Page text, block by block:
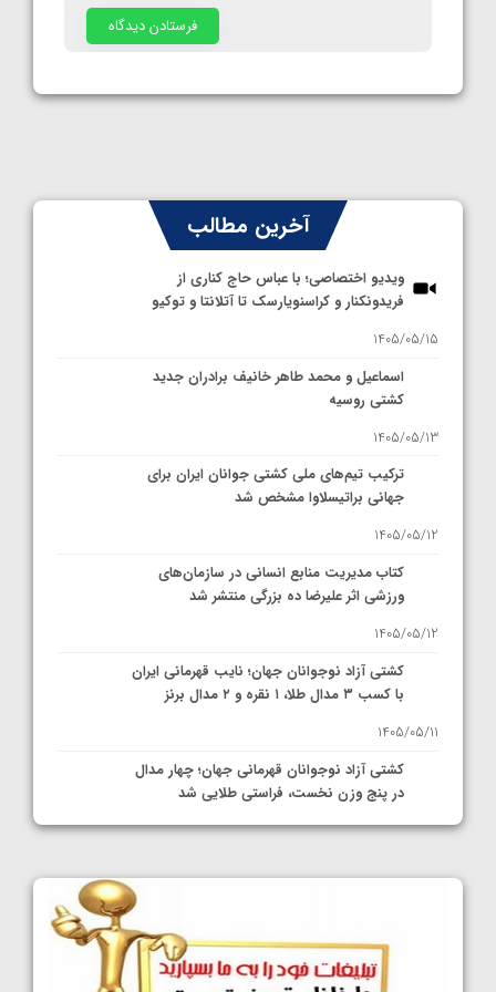
آخرین مطالب
ویدیو اختصاصی؛ با عباس حاج کناری از
فریدونکنار و کراسنویارسک تا آتلانتا و توکیو
1405/05/15
اسماعیل و محمد طاهر خانیف برادران جدید
کشتی روسیه
1405/05/13
ترکیب تیم‌های ملی کشتی جوانان ایران برای
جهانی براتیسلاوا مشخص شد
1405/05/12
کتاب مدیریت منابع انسانی در سازمان‌های
ورزشی اثر علیرضا ده بزرگی منتشر شد
1405/05/12
کشتی آزاد نوجوانان جهان؛ نایب قهرمانی ایران
با کسب ۳ مدال طلا، ۱ نقره و ۲ مدال برنز
1405/05/11
کشتی آزاد نوجوانان قهرمانی جهان؛ چهار مدال
در پنج وزن نخست، فراستی طلایی شد
1405/05/11
کشتی آزاد نوجوانان جهان؛ رقبای نمایندگان